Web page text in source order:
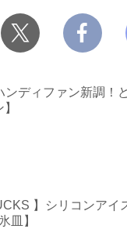
ンディファン新調
】シリコンア
皿】